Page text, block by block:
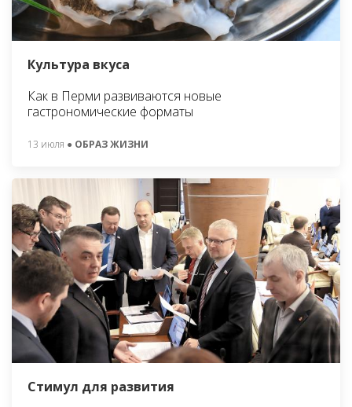
Культура вкуса
Как в Перми развиваются новые
гастрономические форматы
13 июля ● ОБРАЗ ЖИЗНИ
Стимул для развития